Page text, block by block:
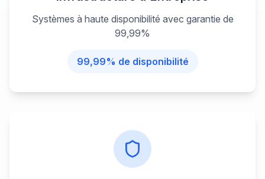
Systèmes à haute disponibilité avec garantie de
99,99%
99,99% de disponibilité